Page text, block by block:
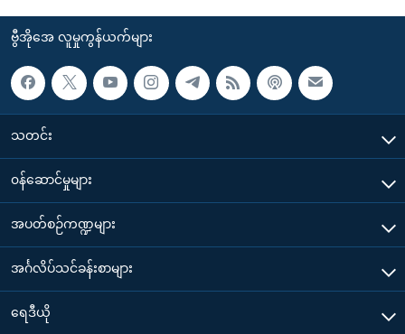
ဗွီအိုအေ လူမှုကွန်ယက်များ
သတင်း
၀န်ဆောင်မှုများ
အပတ်စဉ်ကဏ္ဍများ
အင်္ဂလိပ်သင်ခန်းစာများ
ရေဒီယို